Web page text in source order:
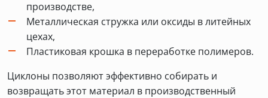
производстве,
Металлическая стружка или оксиды в литейных
цехах,
Пластиковая крошка в переработке полимеров.
Циклоны позволяют эффективно собирать и
возвращать этот материал в производственный